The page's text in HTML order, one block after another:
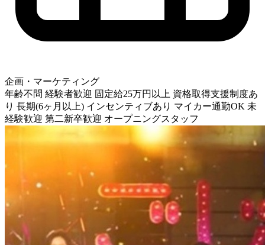
企画・マーケティング
年齢不問 経験者歓迎 固定給25万円以上 資格取得支援制度あ
り 長期(6ヶ月以上) インセンティブあり マイカー通勤OK 未
経験歓迎 第二新卒歓迎 オープニングスタッフ